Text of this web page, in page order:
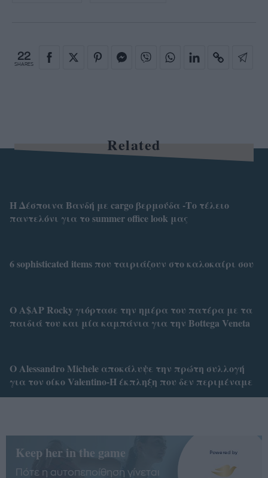
22
SHARES
Related
Η Δέσποινα Βανδή με cargo βερμούδα -Το τέλειο
παντελόνι για το summer office look μας
6 sophisticated items που ταιριάζουν στο καλοκαίρι σου
O Α$AP Rocky γιόρτασε την ημέρα του πατέρα με τα
παιδιά του και μία καμπάνια για την Bottega Veneta
O Alessandro Michele αποκάλυψε την πρώτη συλλογή
για τον οίκο Valentino-Η έκπληξη που δεν περιμέναμε
Keep her in the game
Πότε η αυτοπεποίθηση γίνεται